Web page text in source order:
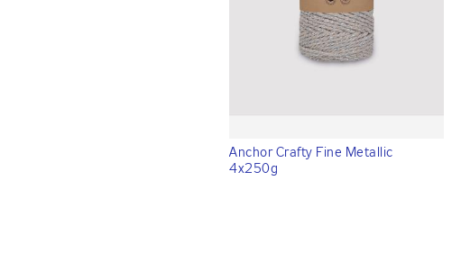
Anchor Crafty Fine Metallic
4x250g